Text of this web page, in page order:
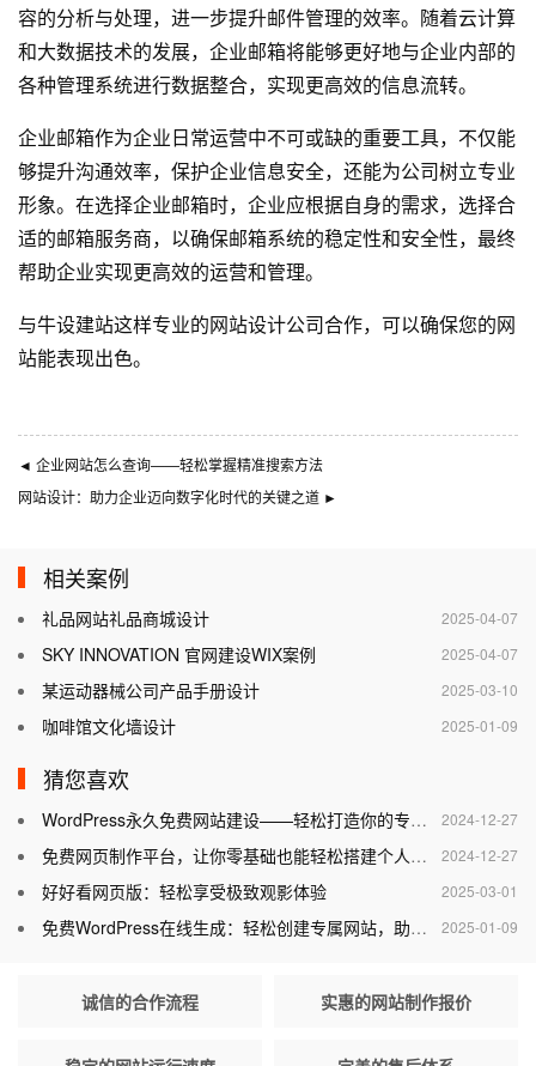
容的分析与处理，进一步提升邮件管理的效率。随着云计算
和大数据技术的发展，企业邮箱将能够更好地与企业内部的
各种管理系统进行数据整合，实现更高效的信息流转。
企业邮箱作为企业日常运营中不可或缺的重要工具，不仅能
够提升沟通效率，保护企业信息安全，还能为公司树立专业
形象。在选择企业邮箱时，企业应根据自身的需求，选择合
适的邮箱服务商，以确保邮箱系统的稳定性和安全性，最终
帮助企业实现更高效的运营和管理。
与牛设建站这样专业的网站设计公司合作，可以确保您的网
站能表现出色。
◄ 企业网站怎么查询——轻松掌握精准搜索方法
网站设计：助力企业迈向数字化时代的关键之道 ►
相关案例
2025-04-07
礼品网站礼品商城设计
2025-04-07
SKY INNOVATION 官网建设WIX案例
2025-03-10
某运动器械公司产品手册设计
2025-01-09
咖啡馆文化墙设计
猜您喜欢
2024-12-27
WordPress永久免费网站建设——轻松打造你的专属网站
2024-12-27
免费网页制作平台，让你零基础也能轻松搭建个人网站
2025-03-01
好好看网页版：轻松享受极致观影体验
2025-01-09
免费WordPress在线生成：轻松创建专属网站，助力个人与企业腾飞
诚信的合作流程 实惠的网站制作报价